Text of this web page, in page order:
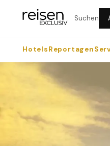
Suchen
HotelsReportagen